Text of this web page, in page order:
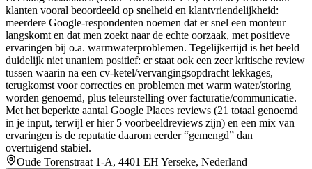
klanten vooral beoordeeld op snelheid en klantvriendelijkheid:
meerdere Google-respondenten noemen dat er snel een monteur
langskomt en dat men zoekt naar de echte oorzaak, met positieve
ervaringen bij o.a. warmwaterproblemen. Tegelijkertijd is het beeld
duidelijk niet unaniem positief: er staat ook een zeer kritische review
tussen waarin na een cv-ketel/vervangingsopdracht lekkages,
terugkomst voor correcties en problemen met warm water/storing
worden genoemd, plus teleurstelling over facturatie/communicatie.
Met het beperkte aantal Google Places reviews (21 totaal genoemd
in je input, terwijl er hier 5 voorbeeldreviews zijn) en een mix van
ervaringen is de reputatie daarom eerder “gemengd” dan
overtuigend stabiel.
Oude Torenstraat 1-A, 4401 EH Yerseke, Nederland